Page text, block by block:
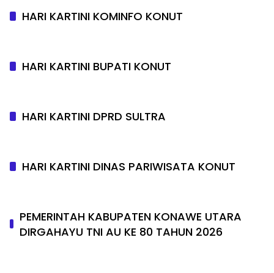
HARI KARTINI KOMINFO KONUT
HARI KARTINI BUPATI KONUT
HARI KARTINI DPRD SULTRA
HARI KARTINI DINAS PARIWISATA KONUT
PEMERINTAH KABUPATEN KONAWE UTARA
DIRGAHAYU TNI AU KE 80 TAHUN 2026